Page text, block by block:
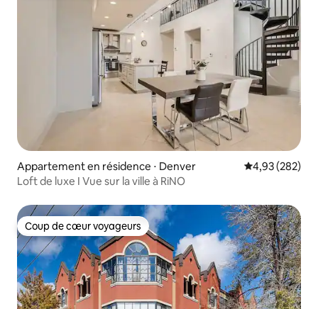
Appartement en résidence ⋅ Denver Évaluation
4,93 (282)
Loft de luxe I Vue sur la ville à RiNO
Coup de cœur voyageurs
Coup de cœur voyageurs